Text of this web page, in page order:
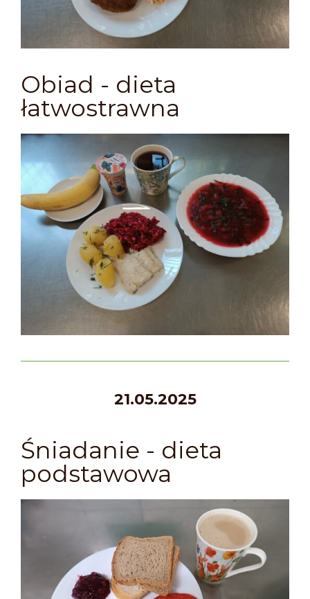
Obiad - dieta
łatwostrawna
21.05.2025
Śniadanie - dieta
podstawowa